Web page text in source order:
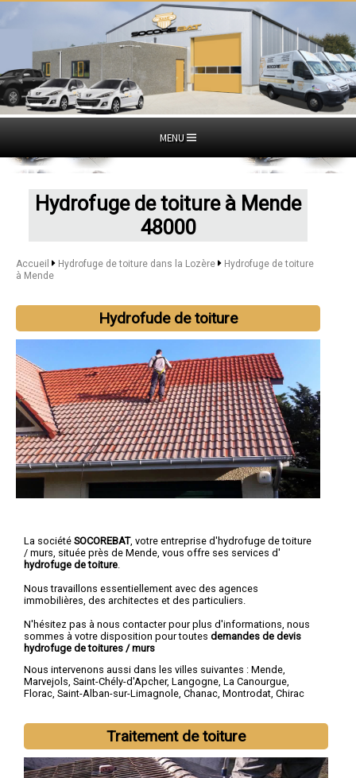
MENU
Hydrofuge de toiture à Mende
48000
Accueil Hydrofuge de toiture dans la Lozère
Hydrofuge de toiture
à Mende
Hydrofude de toiture
La société SOCOREBAT, votre entreprise d'hydrofuge de toiture
/ murs, située près de Mende, vous offre ses services d'
hydrofuge de toiture
Nous travaillons essentiellement avec des agences
immobilières, des architectes et des particuliers.
N'hésitez pas à nous contacter pour plus d'informations, nous
sommes à votre disposition pour toutes demandes de devis
hydrofuge de toitures / murs
Nous intervenons aussi dans les villes suivantes : Mende,
Marvejols, Saint-Chély-d'Apcher, Langogne, La Canourgue,
Florac, Saint-Alban-sur-Limagnole, Chanac, Montrodat, Chirac
Traitement de toiture